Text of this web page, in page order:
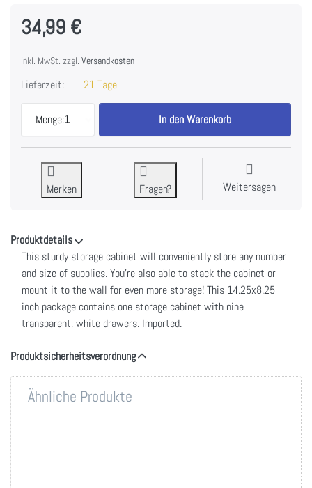
34,99 €
inkl. MwSt. zzgl. Versandkosten
Lieferzeit: 21 Tage
Menge:1
ArtBin Store-In-Drawer Cabinet-
In den Warenkorb
Merken Fragen? Weitersagen
Produktdetails
This sturdy storage cabinet will conveniently store any number
and size of supplies. You're also able to stack the cabinet or
mount it to the wall for even more storage! This 14.25x8.25
inch package contains one storage cabinet with nine
transparent, white drawers. Imported.
Produktsicherheitsverordnung
Ähnliche Produkte